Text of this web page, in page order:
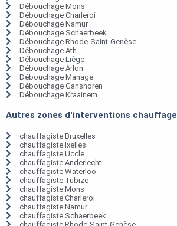
Débouchage Mons
Débouchage Charleroi
Débouchage Namur
Débouchage Schaerbeek
Débouchage Rhode-Saint-Genèse
Débouchage Ath
Débouchage Liège
Débouchage Arlon
Débouchage Manage
Débouchage Ganshoren
Débouchage Kraainem
Autres zones d'interventions chauffage
chauffagiste Bruxelles
chauffagiste Ixelles
chauffagiste Uccle
chauffagiste Anderlecht
chauffagiste Waterloo
chauffagiste Tubize
chauffagiste Mons
chauffagiste Charleroi
chauffagiste Namur
chauffagiste Schaerbeek